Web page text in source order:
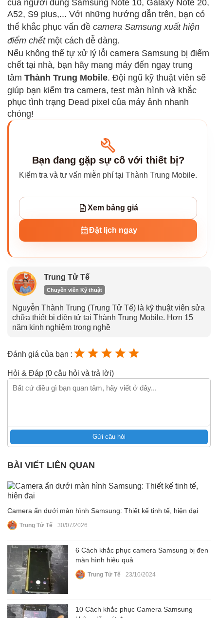
của người dùng Samsung Note 10, Galaxy Note 20,
A52, S9 plus,... Với những hướng dẫn trên, bạn có
thể khắc phục vấn đề camera Samsung xuất hiện
điểm chếtmột cách dễ dàng.
Nếu không thể tự xử lý lỗi camera Samsung bị điểm
chết tại nhà, bạn hãy mang máy đến ngay trung
tâm Thành Trung Mobile. Đội ngũ kỹ thuật viên sẽ
giúp bạn kiểm tra camera, test màn hình và khắc
phục tình trạng Dead pixel của máy ảnh nhanh
chóng!
Bạn đang gặp sự cố với thiết bị?
Kiểm tra và tư vấn miễn phí tại Thành Trung Mobile.
Xem bảng giá
Đặt lịch ngay
Trung Tử Tế
Chuyên viên Kỹ thuật
Nguyễn Thành Trung (Trung Tử Tế) là kỹ thuật viên sửa
chữa thiết bị điện tử tại Thành Trung Mobile. Hơn 15
năm kinh nghiệm trong nghề
Đánh giá của bạn :
Hỏi & Đáp (0 câu hỏi và trả lời)
Gửi câu hỏi
BÀI VIẾT LIÊN QUAN
Camera ẩn dưới màn hình Samsung: Thiết kế tinh tế, hiện đại
Trung Tử Tế 30/07/2026
6 Cách khắc phục camera Samsung bị đen
màn hình hiệu quả
Trung Tử Tế 23/10/2024
10 Cách khắc phục Camera Samsung